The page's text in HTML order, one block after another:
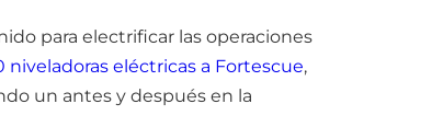
para electrificar las operaciones
niveladoras eléctricas a Fortescue,
un antes y después en la